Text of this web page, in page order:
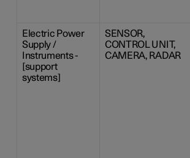
Electric Power
Supply /
Instruments -
[support
systems]
SENSOR,
CONTROL UNIT,
CAMERA, RADAR